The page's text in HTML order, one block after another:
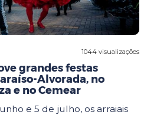
1044 visualizações
grandes festas
Alvorada, no
e no Cemear
e 5 de julho, os arraiais